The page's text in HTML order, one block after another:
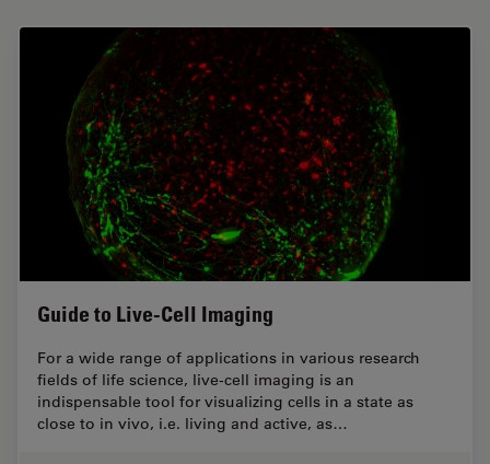
Guide to Live-Cell Imaging
For a wide range of applications in various research
fields of life science, live-cell imaging is an
indispensable tool for visualizing cells in a state as
close to in vivo, i.e. living and active, as…